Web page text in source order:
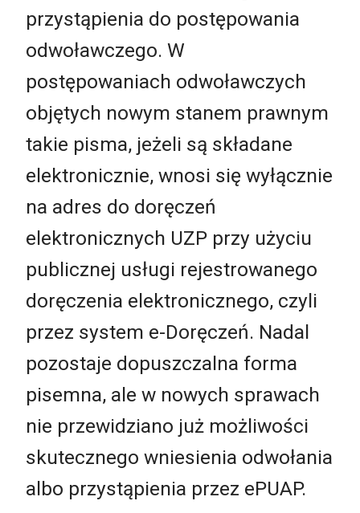
przystąpienia do postępowania
odwoławczego. W
postępowaniach odwoławczych
objętych nowym stanem prawnym
takie pisma, jeżeli są składane
elektronicznie, wnosi się wyłącznie
na adres do doręczeń
elektronicznych UZP przy użyciu
publicznej usługi rejestrowanego
doręczenia elektronicznego, czyli
przez system e-Doręczeń. Nadal
pozostaje dopuszczalna forma
pisemna, ale w nowych sprawach
nie przewidziano już możliwości
skutecznego wniesienia odwołania
albo przystąpienia przez ePUAP.